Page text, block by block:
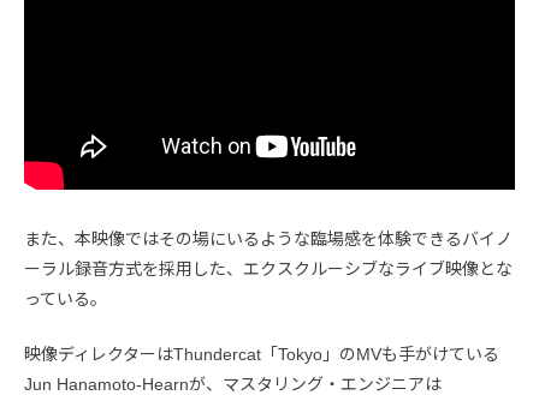
また、本映像ではその場にいるような臨場感を体験できるバイノ
ーラル録音方式を採用した、エクスクルーシブなライブ映像とな
っている。
映像ディレクターはThundercat「Tokyo」のMVも手がけている
Jun Hanamoto-Hearnが、マスタリング・エンジニアは